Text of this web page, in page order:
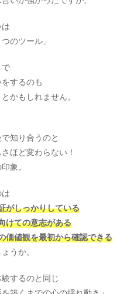
のツール」
するのも
かもしれません。
知り合うのと
ほど変わらない！
象。
がしっかりしている
けての意志がある
価値観を最初から確認できる
うか。
するのと同じ